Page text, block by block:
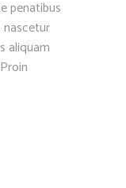
penatibus
aliquam